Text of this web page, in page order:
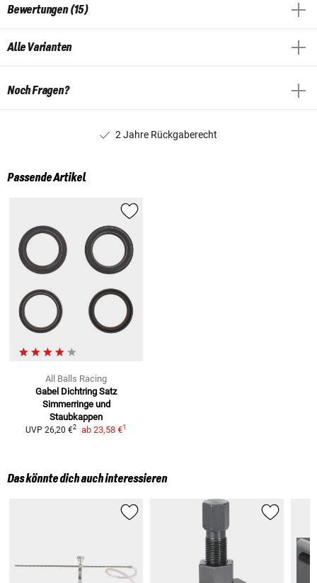
Bewertungen (15)
Alle Varianten
Noch Fragen?
2 Jahre Rückgaberecht
Passende Artikel
All Balls Racing
Gabel Dichtring Satz
Simmerringe und
Staubkappen
UVP 26,20 €2 ab 23,58 €1
Das könnte dich auch interessieren